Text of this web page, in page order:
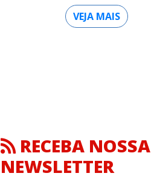
VEJA MAIS
RECEBA NOSSA
NEWSLETTER